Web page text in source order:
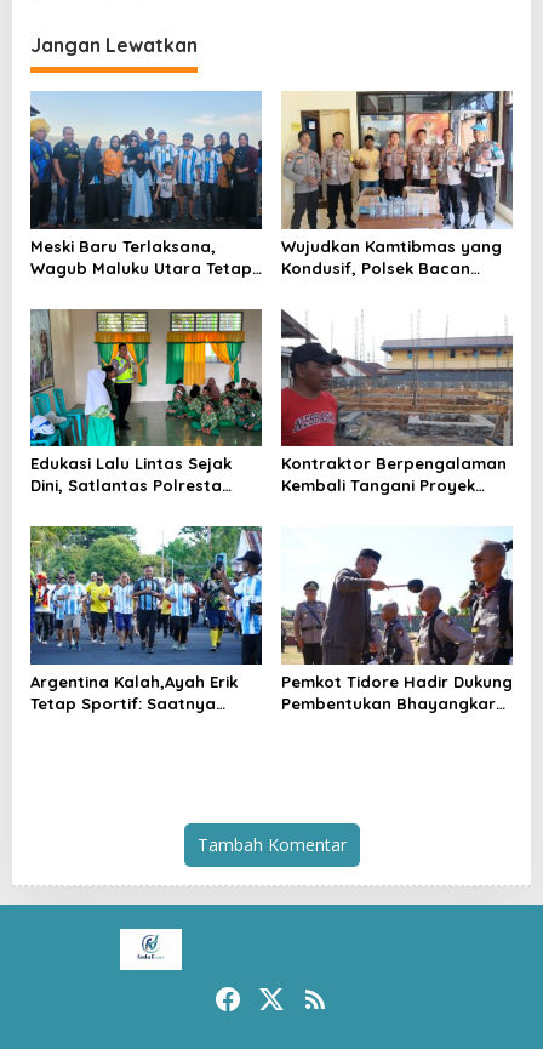
a
s
i
p
o
s
Jangan Lewatkan
Meski Baru Terlaksana,
Wagub Maluku Utara Tetap
Pantai Tugulufa
Wujudkan Kamtibmas yang
Kondusif, Polsek Bacan
Peredaran Miras Cap Tikus
Edukasi Lalu Lintas Sejak
Dini, Satlantas Polresta
School_ di MIN 1 Kota
Tidore Kepulauan
Kontraktor Berpengalaman
Kembali Tangani Proyek
Mess Senilai Rp4,76 Miliar
Resmi Dimulai
Argentina Kalah,Ayah Erik
Tetap Sportif: Saatnya
Pemkot Tidore Hadir Dukung
Pembentukan Bhayangkara
Tambah Komentar